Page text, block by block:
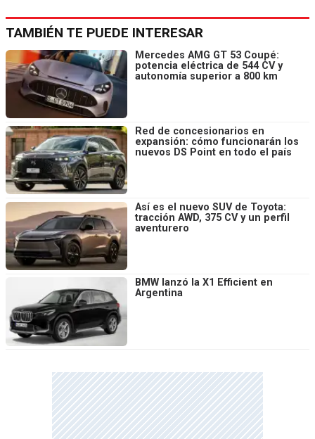
TAMBIÉN TE PUEDE INTERESAR
Mercedes AMG GT 53 Coupé:
potencia eléctrica de 544 CV y
autonomía superior a 800 km
Red de concesionarios en
expansión: cómo funcionarán los
nuevos DS Point en todo el país
Así es el nuevo SUV de Toyota:
tracción AWD, 375 CV y un perfil
aventurero
BMW lanzó la X1 Efficient en
Argentina